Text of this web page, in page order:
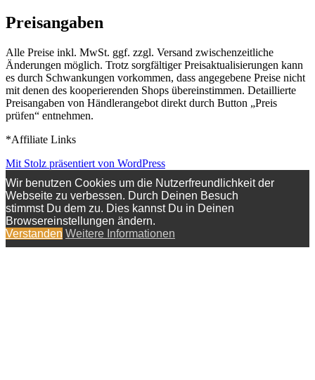
Preisangaben
Alle Preise inkl. MwSt. ggf. zzgl. Versand zwischenzeitliche
Änderungen möglich. Trotz sorgfältiger Preisaktualisierungen kann
es durch Schwankungen vorkommen, dass angegebene Preise nicht
mit denen des kooperierenden Shops übereinstimmen. Detaillierte
Preisangaben von Händlerangebot direkt durch Button „Preis
prüfen“ entnehmen.
*Affiliate Links
Mit Stolz präsentiert von WordPress
Wir benutzen Cookies um die Nutzerfreundlichkeit der
Webseite zu verbessen. Durch Deinen Besuch
stimmst Du dem zu. Dies kannst Du in Deinen
Browsereinstellungen ändern.
Verstanden Weitere Informationen